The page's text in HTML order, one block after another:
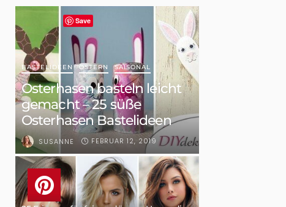
Save
BASTELIDEEN OSTERN SAISONAL
Osterhasen basteln leicht
gemacht – 25 süße
Osterhasen Bastelideen
SUSANNE FEBRUAR 12, 2019